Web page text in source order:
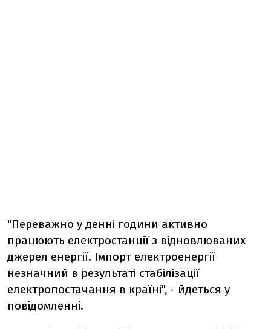
"Переважно у денні години активно
працюють електростанції з відновлюваних
джерел енергії. Імпорт електроенергії
незначний в результаті стабілізації
електропостачання в країні", - йдеться у
повідомленні.